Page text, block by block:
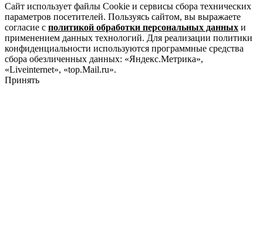
Сайт использует файлы Cookie и сервисы сбора технических
параметров посетителей. Пользуясь сайтом, вы выражаете
согласие с политикой обработки персональных данных и
применением данных технологий. Для реализации политики
конфиденциальности используются программные средства
сбора обезличенных данных: «Яндекс.Метрика»,
«Liveinternet», «top.Mail.ru».
Принять